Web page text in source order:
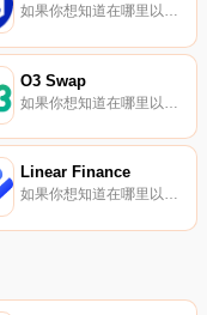
如果你想知道在哪里以当前价格购买OptionRoom,目前交易{OptionRoom]股票的顶级加密货币交易所是Gate.io、AscendEX（BitMax）、DODO（以太坊）和PancakeSwap（V2）。您可以在我们的加密货币交易所页面上找到其他列表.
O3 Swap
Linear Finance
如果你想知道在哪里以当前价格购买Linear Finance,目前交易{Linear Finance]股票的顶级加密货币交易所是Binance、Bitrue、ByLINAt、Bitget和Hotcoin Global。您可以在我们的加密货币交易所页面上找到其他列表.